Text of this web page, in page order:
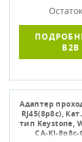
B2B
Адаптер
RJ45(8p8c),
тип Keystone,
CA-KJ-8p8c-